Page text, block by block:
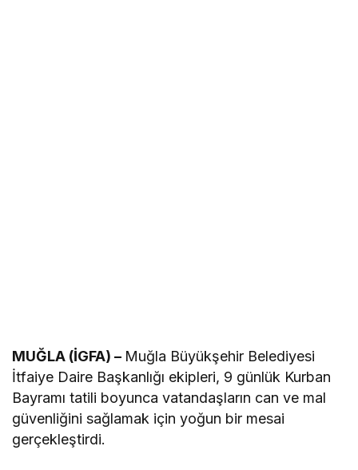
MUĞLA (İGFA) – Muğla Büyükşehir Belediyesi
İtfaiye Daire Başkanlığı ekipleri, 9 günlük Kurban
Bayramı tatili boyunca vatandaşların can ve mal
güvenliğini sağlamak için yoğun bir mesai
gerçekleştirdi.